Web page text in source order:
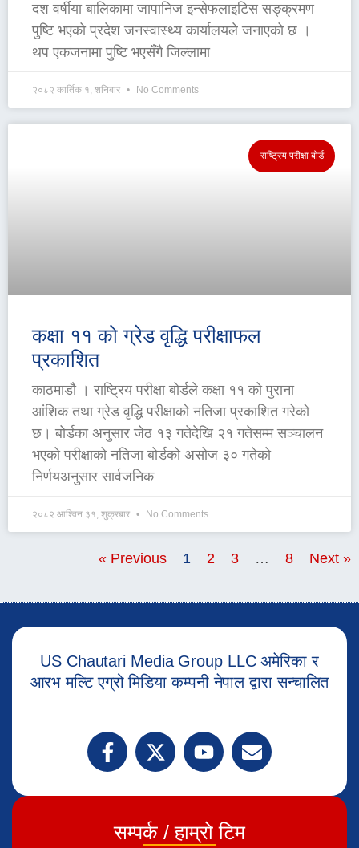
दश वर्षीया बालिकामा जापानिज इन्सेफलाइटिस सङ्क्रमण
पुष्टि भएको प्रदेश जनस्वास्थ्य कार्यालयले जनाएको छ ।
थप एकजनामा पुष्टि भएसँगै जिल्लामा
२०८२ कार्तिक १, शनिबार No Comments
राष्ट्रिय परीक्षा बोर्ड
कक्षा ११ को ग्रेड वृद्धि परीक्षाफल
प्रकाशित
काठमाडौ । राष्ट्रिय परीक्षा बोर्डले कक्षा ११ को पुराना
आंशिक तथा ग्रेड वृद्धि परीक्षाको नतिजा प्रकाशित गरेको
छ। बोर्डका अनुसार जेठ १३ गतेदेखि २१ गतेसम्म सञ्चालन
भएको परीक्षाको नतिजा बोर्डको असोज ३० गतेको
निर्णयअनुसार सार्वजनिक
२०८२ आश्विन ३१, शुक्रबार No Comments
« Previous 1 2 3 … 8 Next »
US Chautari Media Group LLC अमेरिका र
आरभ मल्टि एग्रो मिडिया कम्पनी नेपाल द्वारा सन्चालित
सम्पर्क / हाम्रो टिम